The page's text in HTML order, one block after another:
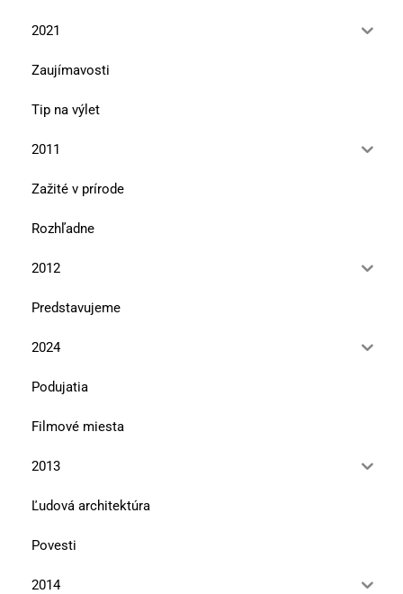
2021
Zaujímavosti
Tip na výlet
2011
Zažité v prírode
Rozhľadne
2012
Predstavujeme
2024
Podujatia
Filmové miesta
2013
Ľudová architektúra
Povesti
2014